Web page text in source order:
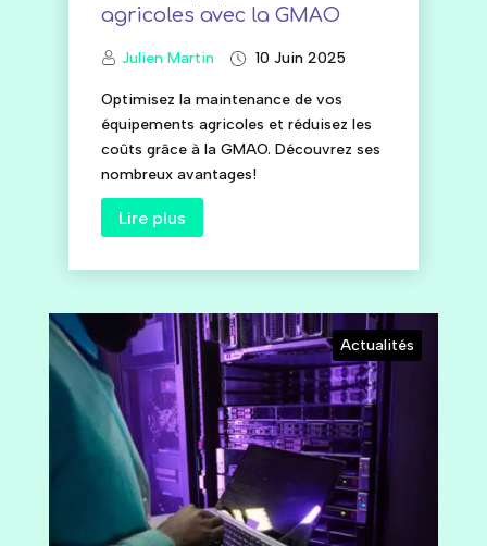
agricoles avec la GMAO
Julien Martin 10 Juin 2025
Optimisez la maintenance de vos
équipements agricoles et réduisez les
coûts grâce à la GMAO. Découvrez ses
nombreux avantages!
Lire plus
Actualités